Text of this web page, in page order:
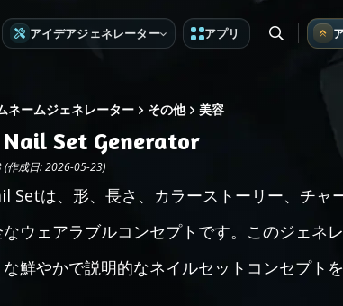
アイデアジェネレーター アプリ
ネームジェネレーター その他 美容
Nail Set Generator
(作成日: 2026-05-23)
Setは、形、長さ、カラーストーリー、チャ
ウェアラブルコンセプトです。このジェネ
鮮やかで説明的なネイルセットコンセプト